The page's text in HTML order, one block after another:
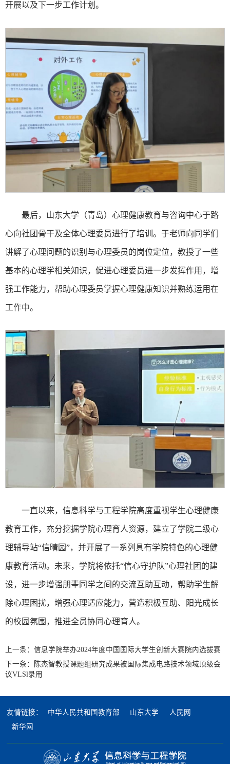
开展以及下一步工作计划。
最后，山东大学（青岛）心理健康教育与咨询中心于路
心向社团骨干及全体心理委员进行了培训。于老师向同学们
讲解了心理问题的识别与心理委员的岗位定位，教授了一些
基本的心理学相关知识，促进心理委员进一步发挥作用，增
强工作能力，帮助心理委员掌握心理健康知识并熟练运用在
工作中。
一直以来，信息科学与工程学院高度重视学生心理健康
教育工作，充分挖掘学院心理育人资源，建立了学院二级心
理辅导站“信晴园”，并开展了一系列具有学院特色的心理健
康教育活动。未来，学院将依托“信心守护队”心理社团的建
设，进一步增强朋辈同学之间的交流互助互动，帮助学生解
除心理困扰，增强心理适应能力，营造积极互助、阳光成长
的校园氛围，推进全员协同心理育人。
上一条： 信息学院举办2024年度中国国际大学生创新大赛院内选拔赛
下一条：
陈杰智教授课题组研究成果被国际集成电路技术领域顶级会
议VLSl录用
友情链接： 中华人民共和国教育部 山东大学
人民网
新华网